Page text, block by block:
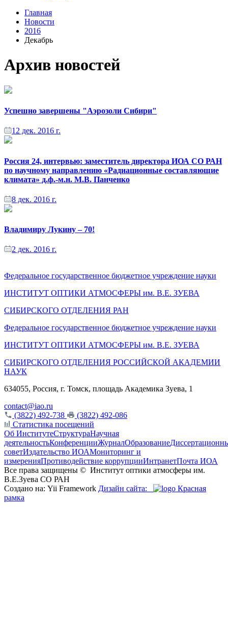
Главная
Новости
2016
Декабрь
Архив новостей
Успешно завершены "Аэрозоли Сибири"
12 дек. 2016 г.
Россия 24, интервью: заместитель директора ИОА СО РАН
по научному направлению «Радиационные составляющие
климата» д.ф.-м.н. М.В. Панченко
8 дек. 2016 г.
Владимиру Лукину – 70!
2 дек. 2016 г.
Федеральное государственное бюджетное учреждение науки
ИНСТИТУТ ОПТИКИ АТМОСФЕРЫ им. В.Е. ЗУЕВА
СИБИРСКОГО ОТДЕЛЕНИЯ РАН
Федеральное государственное бюджетное учреждение науки
ИНСТИТУТ ОПТИКИ АТМОСФЕРЫ им. В.Е. ЗУЕВА
СИБИРСКОГО ОТДЕЛЕНИЯ РОССИЙСКОЙ АКАДЕМИИ
НАУК
634055, Россия, г. Томск, площадь Академика Зуева, 1
contact@iao.ru
(3822) 492-738
(3822) 492-086
Статистика посещений
Об ИнститутеСтруктураНаучная
деятельностьКонференцииЖурналОбразование
советИздательство ИОАМониторинг и
измеренияПротиводействие коррупцииИнтранетПочта ИОА
Все права защищены © Институт оптики атмосферы им.
В.Е.Зуева СО РАН
Создано на: Yii Framework Дизайн сайта:
Красная
рамка